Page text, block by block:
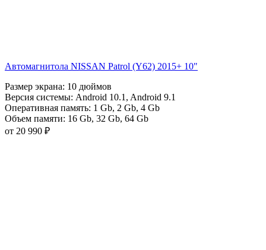
Автомагнитола NISSAN Patrol (Y62) 2015+ 10"
Размер экрана: 10 дюймов
Версия системы: Android 10.1 , Android 9.1
Оперативная память: 1 Gb, 2 Gb, 4 Gb
Объем памяти: 16 Gb, 32 Gb, 64 Gb
от 20 990 ₽